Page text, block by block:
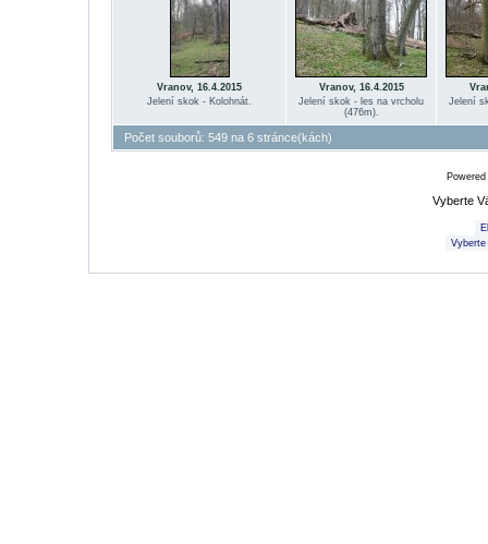
Vranov, 16.4.2015
Jelení skok - Kolohnát.
Vranov, 16.4.2015
Jelení skok - les na vrcholu
(476m).
Jelení
Počet souborů: 549 na 6 stránce(kách)
Vyberte